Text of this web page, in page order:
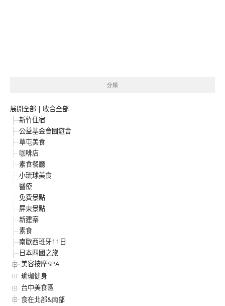
分類
展開全部 | 收合全部
新竹住宿
公益基金會園遊會
草屯美食
咖啡店
素食餐廳
小琉球美食
醫療
免費景點
屏東景點
新建案
素食
南歐西班牙11日
日本四國之旅
美容按摩SPA
瑜珈健身
台中美食區
食在北部&南部